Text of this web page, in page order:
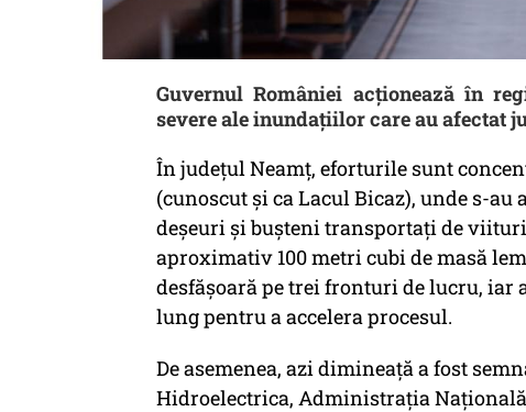
Guvernul României acționează în
severe ale inundațiilor care au afectat
În județul Neamț, eforturile sunt
(cunoscut și ca Lacul Bicaz), unde s-
deșeuri și bușteni transportați de
aproximativ 100 metri cubi de masă
desfășoară pe trei fronturi de lucru, iar
lung pentru a accelera procesul.
De asemenea, azi dimineață a fost
Hidroelectrica, Administrația Națională